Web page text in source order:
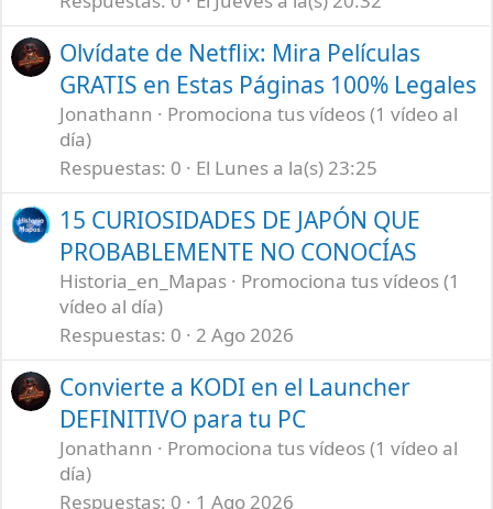
Olvídate de Netflix: Mira Películas
GRATIS en Estas Páginas 100% Legales
Jonathann
Promociona tus vídeos (1 vídeo al
día)
Respuestas 0 El Lunes a la(s) 23:25
15 CURIOSIDADES DE JAPÓN QUE
PROBABLEMENTE NO CONOCÍAS
Historia_en_Mapas
Promociona tus vídeos (1
vídeo al día)
Respuestas 0 2 Ago 2026
Convierte a KODI en el Launcher
DEFINITIVO para tu PC
Jonathann
Promociona tus vídeos (1 vídeo al
día)
Respuestas 0 1 Ago 2026